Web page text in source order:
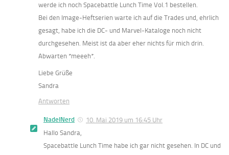
werde ich noch Spacebattle Lunch Time Vol.1 bestellen.
Bei den Image-Heftserien warte ich auf die Trades und, ehrlich
gesagt, habe ich die DC- und Marvel-Kataloge noch nicht
durchgesehen. Meist ist da aber eher nichts für mich drin.
Abwarten *meeeh*.
Liebe Grüße
Sandra
Antworten
NadelNerd
10. Mai 2019 um 16:45 Uhr
Hallo Sandra,
Spacebattle Lunch Time habe ich gar nicht gesehen. In DC und